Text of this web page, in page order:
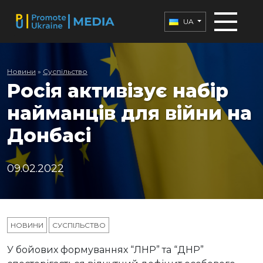
UA
Новини » Суспільство
Росія активізує набір
найманців для війни на
Донбасі
09.02.2022
НОВИНИ СУСПІЛЬСТВО
У бойових формуваннях “ЛНР” та “ДНР”